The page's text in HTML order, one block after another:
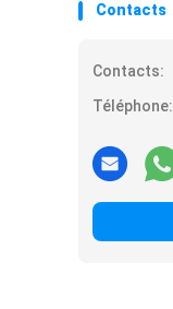
Contacts
Contacts:
Téléphone: